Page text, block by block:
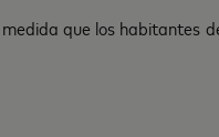
que los habitantes